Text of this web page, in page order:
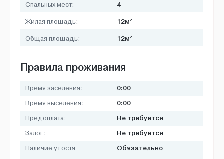
Спальных мест: 4
Жилая площадь: 12м2
Общая площадь: 12м2
Правила проживания
Время заселения: 0:00
Время выселения: 0:00
Предоплата: Не требуется
Залог: Не требуется
Наличие у гостя
Обязательно